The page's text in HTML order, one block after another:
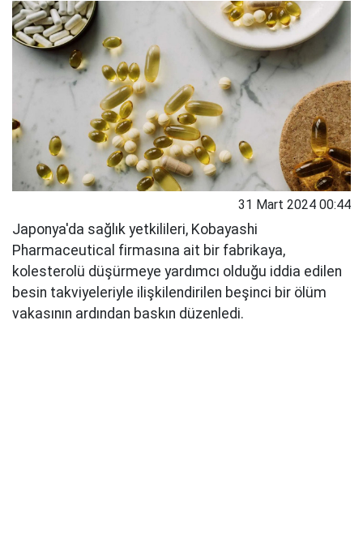
31 Mart 2024 00:44
Japonya'da sağlık yetkilileri, Kobayashi
Pharmaceutical firmasına ait bir fabrikaya,
kolesterolü düşürmeye yardımcı olduğu iddia edilen
besin takviyeleriyle ilişkilendirilen beşinci bir ölüm
vakasının ardından baskın düzenledi.